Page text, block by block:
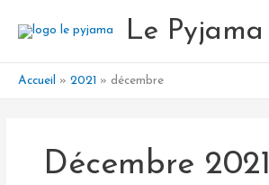
Le Pyjama
Accueil 2021 décembre
Décembre 2021